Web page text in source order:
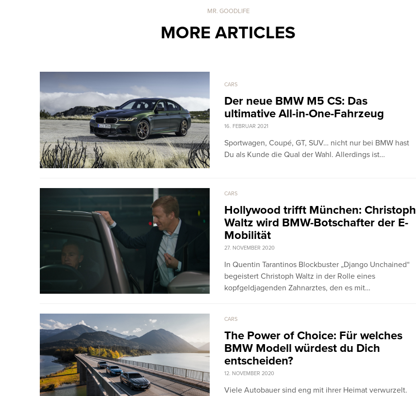
MR. GOODLIFE
MORE ARTICLES
CARS
Der neue BMW M5 CS: Das
ultimative All-in-One-Fahrzeug
16. FEBRUAR 2021
Sportwagen, Coupé, GT, SUV… nicht nur bei BMW hast
Du als Kunde die Qual der Wahl. Allerdings ist…
CARS
Hollywood trifft München: Christoph
Waltz wird BMW-Botschafter der E-
Mobilität
27. NOVEMBER 2020
In Quentin Tarantinos Blockbuster „Django Unchained“
begeistert Christoph Waltz in der Rolle eines
kopfgeldjagenden Zahnarztes, den es mit…
CARS
The Power of Choice: Für welches
BMW Modell würdest du Dich
entscheiden?
12. NOVEMBER 2020
Viele Autobauer sind eng mit ihrer Heimat verwurzelt.